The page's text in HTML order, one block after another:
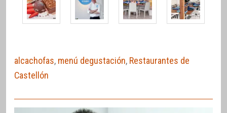
alcachofas, menú degustación, Restaurantes de
Castellón